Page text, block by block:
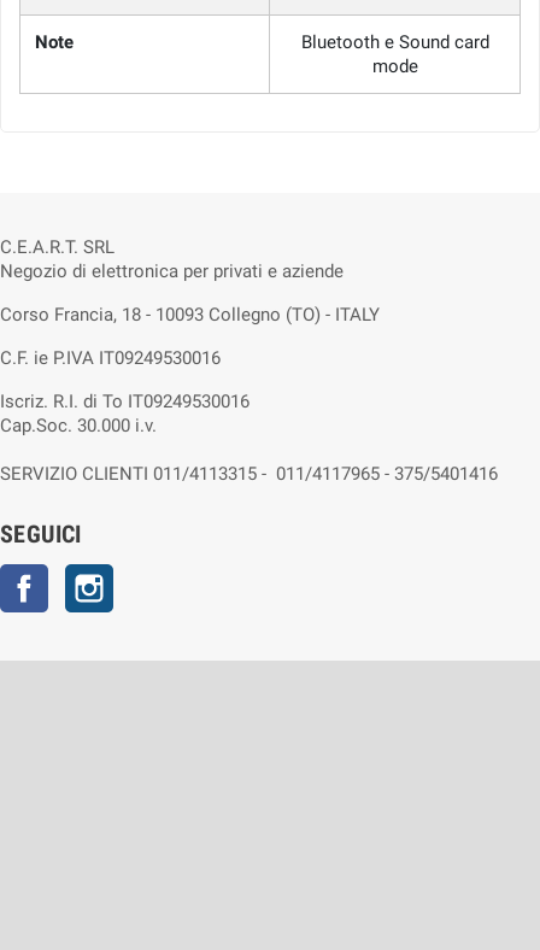
Note
Bluetooth e Sound card
mode
C.E.A.R.T. SRL
Negozio di elettronica per privati e aziende
Corso Francia, 18 - 10093 Collegno (TO) - ITALY
C.F. ie P.IVA IT09249530016
Iscriz. R.I. di To IT09249530016
Cap.Soc. 30.000 i.v.
SERVIZIO CLIENTI 011/4113315 - 011/4117965 - 375/5401416
SEGUICI
Facebook